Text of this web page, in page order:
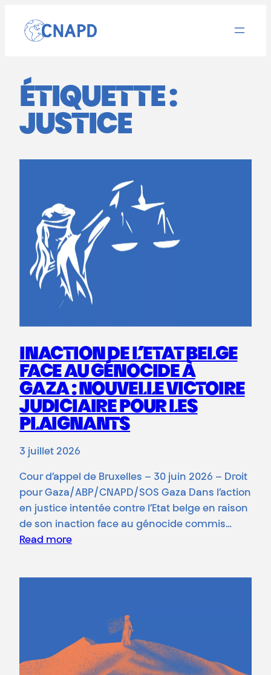
contenu
ÉTIQUETTE :
JUSTICE
INACTION DE L’ETAT BELGE
FACE AU GÉNOCIDE À
GAZA : NOUVELLE VICTOIRE
JUDICIAIRE POUR LES
PLAIGNANTS
3 juillet 2026
Cour d’appel de Bruxelles – 30 juin 2026 – Droit
pour Gaza/ABP/CNAPD/SOS Gaza Dans l’action
en justice intentée contre l’Etat belge en raison
de son inaction face au génocide commis…
Read more